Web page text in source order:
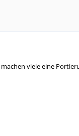
machen viele eine